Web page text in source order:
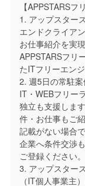
【APPSTARSフ
1. アップスター
エンドクライア
お仕事紹介を実
APPSTARSフリ
たITフリーエン
2. 週5日の常駐
IT・WEBフリー
独立も支援しま
件・お仕事もご
記載がない場合
企業へ条件交渉
ご登録ください。
3. アップスター
（IT個人事業主